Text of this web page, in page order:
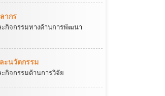
ากร
ะกิจกรรมทางด้านการพัฒนา
ะนวัตกรรม
กิจกรรมด้านการวิจัย